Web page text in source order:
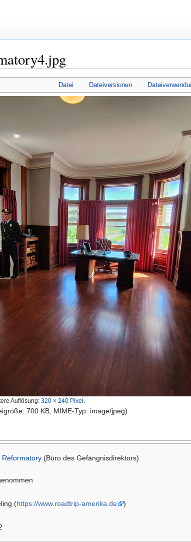
Datei Dateiversionen
Auflösung: 320 × 240 Pixel
700 KB, MIME-Typ: image/jpeg)
Reformatory (Büro des Gefängnisdirektors)
(https://www.roadtrip-amerika.de )